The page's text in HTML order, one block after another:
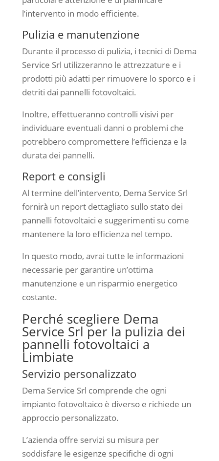
l’intervento in modo efficiente.
Pulizia e manutenzione
Durante il processo di pulizia, i tecnici di Dema
Service Srl utilizzeranno le attrezzature e i
prodotti più adatti per rimuovere lo sporco e i
detriti dai pannelli fotovoltaici.
Inoltre, effettueranno controlli visivi per
individuare eventuali danni o problemi che
potrebbero compromettere l’efficienza e la
durata dei pannelli.
Report e consigli
Al termine dell’intervento, Dema Service Srl
fornirà un report dettagliato sullo stato dei
pannelli fotovoltaici e suggerimenti su come
mantenere la loro efficienza nel tempo.
In questo modo, avrai tutte le informazioni
necessarie per garantire un’ottima
manutenzione e un risparmio energetico
costante.
Perché scegliere Dema
Service Srl per la pulizia dei
pannelli fotovoltaici a
Limbiate
Servizio personalizzato
Dema Service Srl comprende che ogni
impianto fotovoltaico è diverso e richiede un
approccio personalizzato.
L’azienda offre servizi su misura per
soddisfare le esigenze specifiche di ogni